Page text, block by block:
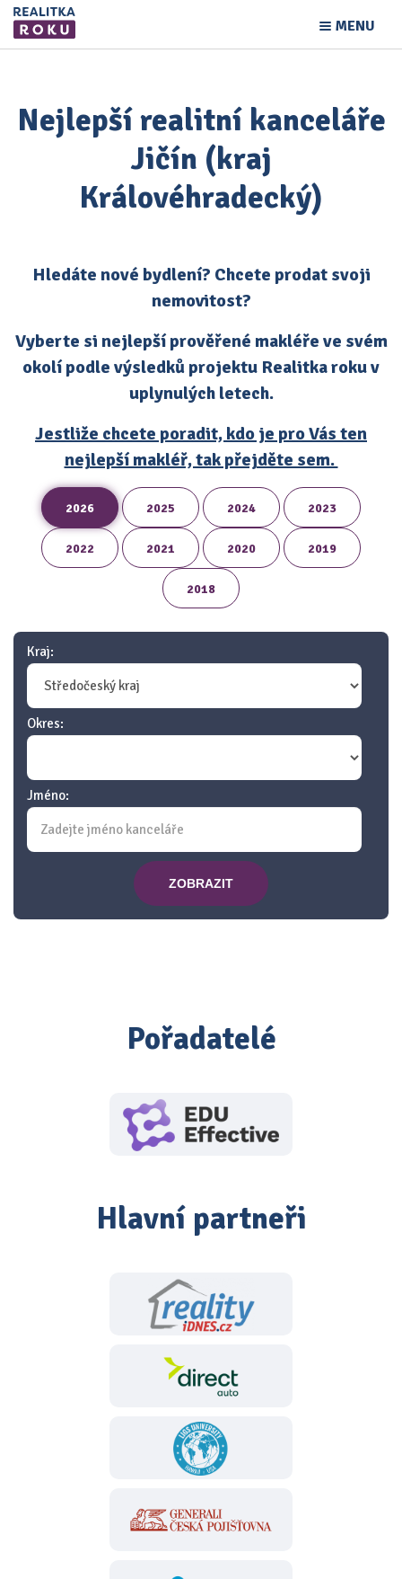
MENU
Nejlepší realitní kanceláře
Jičín (kraj
Královéhradecký)
Hledáte nové bydlení? Chcete prodat svoji
nemovitost?
Vyberte si nejlepší prověřené makléře ve svém
okolí podle výsledků projektu Realitka roku v
uplynulých letech.
Jestliže chcete poradit, kdo je pro Vás ten
nejlepší makléř, tak přejděte sem.
2026 2025 2024 2023
2022 2021 2020 2019
2018
Kraj:
Okres:
Jméno:
ZOBRAZIT
Pořadatelé
Hlavní partneři